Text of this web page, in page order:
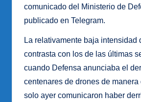
comunicado del Ministerio de
publicado en Telegram.
La relativamente baja intensidad
contrasta con los de las últimas
cuando Defensa anunciaba el
centenares de drones de manera
solo ayer comunicaron haber